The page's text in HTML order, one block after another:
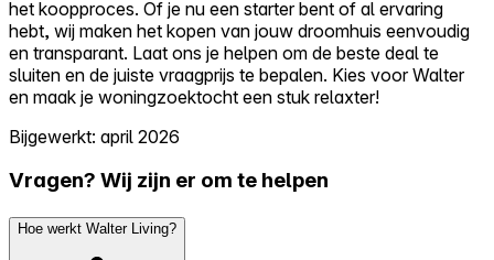
het koopproces. Of je nu een starter bent of al ervaring
hebt, wij maken het kopen van jouw droomhuis eenvoudig
en transparant. Laat ons je helpen om de beste deal te
sluiten en de juiste vraagprijs te bepalen. Kies voor Walter
en maak je woningzoektocht een stuk relaxter!
Bijgewerkt: april 2026
Vragen? Wij zijn er om te helpen
Hoe werkt Walter Living?